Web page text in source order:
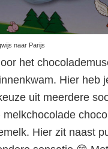
naar Parijs
het
Hier heb
uit meerdere
Hier zit naast